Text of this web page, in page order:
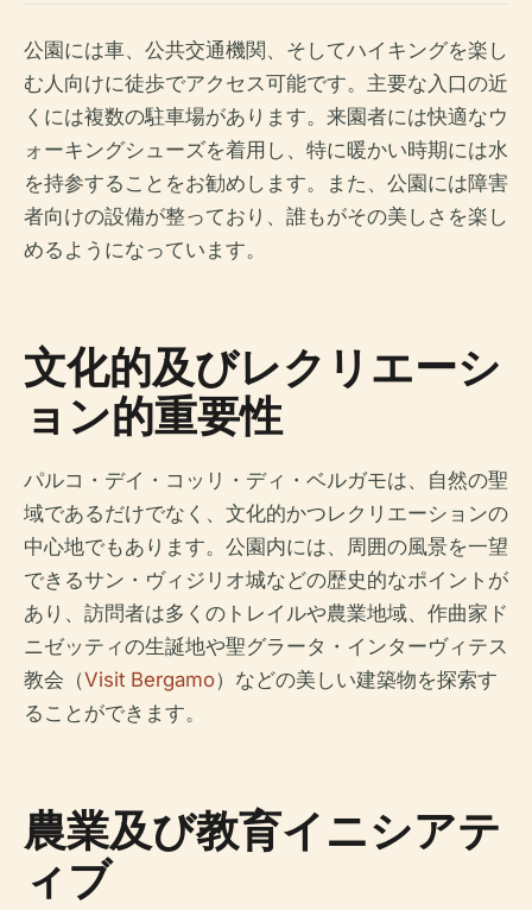
公園には車、公共交通機関、そしてハイキングを楽し
む人向けに徒歩でアクセス可能です。主要な入口の近
くには複数の駐車場があります。来園者には快適なウ
ォーキングシューズを着用し、特に暖かい時期には水
を持参することをお勧めします。また、公園には障害
者向けの設備が整っており、誰もがその美しさを楽し
めるようになっています。
文化的及びレクリエーシ
ョン的重要性
パルコ・デイ・コッリ・ディ・ベルガモは、自然の聖
域であるだけでなく、文化的かつレクリエーションの
中心地でもあります。公園内には、周囲の風景を一望
できるサン・ヴィジリオ城などの歴史的なポイントが
あり、訪問者は多くのトレイルや農業地域、作曲家ド
ニゼッティの生誕地や聖グラータ・インターヴィテス
教会（Visit Bergamo）などの美しい建築物を探索す
ることができます。
農業及び教育イニシアテ
ィブ